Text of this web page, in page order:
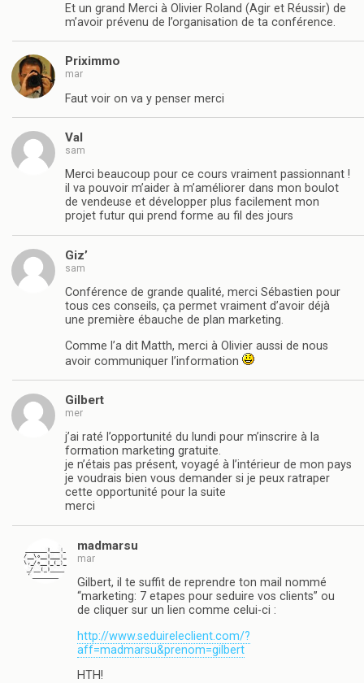
Et un grand Merci à Olivier Roland (Agir et Réussir) de
m’avoir prévenu de l’organisation de ta conférence.
Priximmo
mar
Faut voir on va y penser merci
Val
sam
Merci beaucoup pour ce cours vraiment passionnant !
il va pouvoir m’aider à m’améliorer dans mon boulot
de vendeuse et développer plus facilement mon
projet futur qui prend forme au fil des jours
Giz’
sam
Conférence de grande qualité, merci Sébastien pour
tous ces conseils, ça permet vraiment d’avoir déjà
une première ébauche de plan marketing.
Comme l’a dit Matth, merci à Olivier aussi de nous
avoir communiquer l’information
Gilbert
mer
j’ai raté l’opportunité du lundi pour m’inscrire à la
formation marketing gratuite.
je n’étais pas présent, voyagé à l’intérieur de mon pays
je voudrais bien vous demander si je peux ratraper
cette opportunité pour la suite
merci
madmarsu
mar
Gilbert, il te suffit de reprendre ton mail nommé
“marketing: 7 etapes pour seduire vos clients” ou
de cliquer sur un lien comme celui-ci :
http://www.seduireleclient.com/?
aff=madmarsu&prenom=gilbert
HTH!